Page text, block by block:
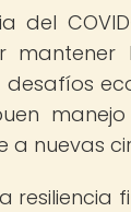
nuevas